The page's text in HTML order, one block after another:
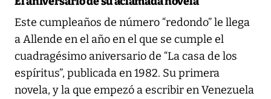
Este cumpleaños de número “redondo” le llega
a Allende en el año en el que se cumple el
cuadragésimo aniversario de “La casa de los
espíritus”, publicada en 1982. Su primera
novela, y la que empezó a escribir en Venezuela